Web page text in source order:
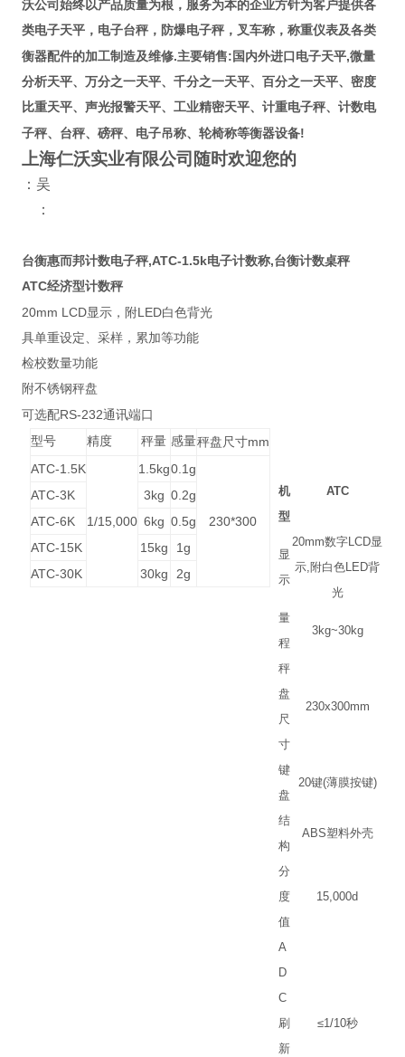
沃公司始终以产品质量为根，服务为本的企业方针为客户提供各
类电子天平，电子台秤，防爆电子秤，叉车称，称重仪表及各类
衡器配件的加工制造及维修.主要销售: 国内外进口电子天平,微量
分析天平、万分之一天平、千分之一天平、百分之一天平、密度
比重天平、声光报警天平、工业精密天平、计重电子秤、计数电
子秤、台秤、磅秤、电子吊称、轮椅称等衡器设备!
上海仁沃实业有限公司随时欢迎您的
：吴
：
台衡惠而邦计数电子秤,ATC-1.5k电子计数称,台衡计数桌秤
ATC经济型计数秤
20mm LCD显示，附LED白色背光
具单重设定、采样，累加等功能
检校数量功能
附不锈钢秤盘
可选配RS-232通讯端口
型号
精度 秤量 感量秤盘尺寸mm
ATC-1.5K
1/15,000
1.5kg0.1g
230*300
ATC-3K 3kg 0.2g
ATC-6K
6kg 0.5g
ATC-15K
15kg
1g
ATC-30K
30kg 2g
机
型
ATC
显
示
20mm数字LCD显
示,附白色LED背
光
量
程
3kg~30kg
秤
盘
尺
寸
230x300mm
键
盘
20键(薄膜按键)
结
构
ABS塑料外壳
分
度
值
15,000d
A
D
C
刷
新
≤1/10秒